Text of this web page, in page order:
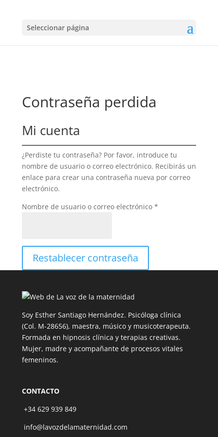
Seleccionar página
Contraseña perdida
Mi cuenta
¿Perdiste tu contraseña? Por favor, introduce tu
nombre de usuario o correo electrónico. Recibirás un
enlace para crear una contraseña nueva por correo
electrónico.
Nombre de usuario o correo electrónico *Obligatorio
Restablecer contraseña
Soy Esther Santiago Hernández. Psicóloga clínica
(Col. M-28656), maestra, músico y musicoterapeuta.
Formada en hipnosis clínica y terapias creativas.
Mujer, madre y acompañante de procesos vitales
femeninos.
CONTACTO
+34 629 939 849
info@lavozdelamaternidad.com